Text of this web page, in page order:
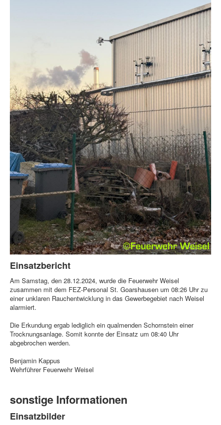
Einsatzbericht
Am Samstag, den 28.12.2024, wurde die Feuerwehr Weisel
zusammen mit dem FEZ-Personal St. Goarshausen um 08:26 Uhr zu
einer unklaren Rauchentwicklung in das Gewerbegebiet nach Weisel
alarmiert.
Die Erkundung ergab lediglich ein qualmenden Schornstein einer
Trocknungsanlage. Somit konnte der Einsatz um 08:40 Uhr
abgebrochen werden.
Benjamin Kappus
Wehrführer Feuerwehr Weisel
sonstige Informationen
Einsatzbilder